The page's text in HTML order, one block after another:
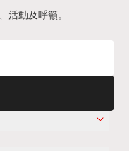
活動及呼籲。